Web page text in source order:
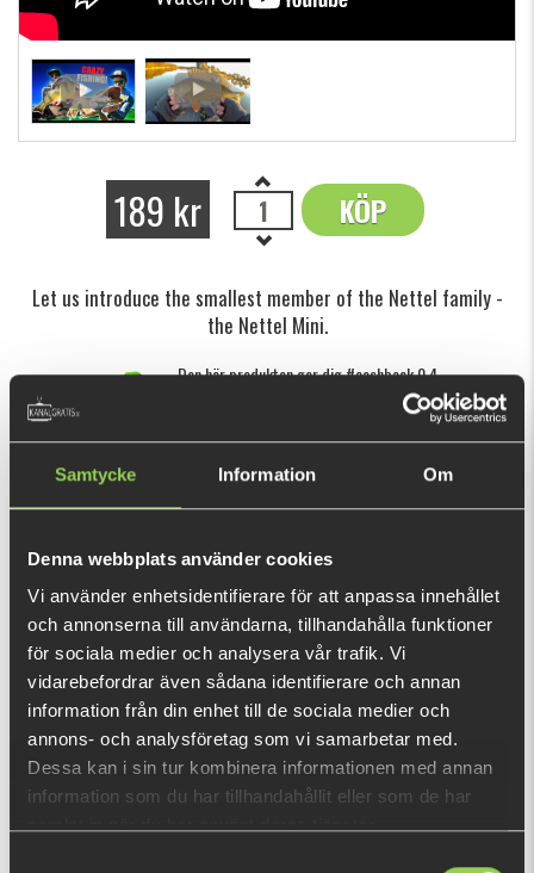
Samtycke Information Om
Denna webbplats använder cookies
Vi använder enhetsidentifierare för att anpassa innehållet
och annonserna till användarna, tillhandahålla funktioner
för sociala medier och analysera vår trafik. Vi
vidarebefordrar även sådana identifierare och annan
information från din enhet till de sociala medier och
annons- och analysföretag som vi samarbetar med.
Dessa kan i sin tur kombinera informationen med annan
information som du har tillhandahållit eller som de har
189 kr KÖP
OK
Let us introduce the smallest member of the Nettel family -
the Nettel Mini.
Den här produkten ger dig #cashback 0,4
Vad är detta?
INFORMATION
Some days perch fishing can be incredibly easy. Those days it
might seem like they would eat basically anything. And then
there are those other days... You know you're fishing good
spots, you see them on the sonar, you try all your favorite
baits, might get a small nibble in the paddle but you just
can't crack the code. Well, now at least you have one more
tool in your tackle box - the Nettel Mini.
VISA MER
DU TITTADE NYLIGEN PÅ